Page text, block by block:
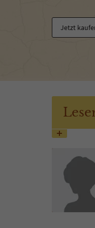
Jetzt